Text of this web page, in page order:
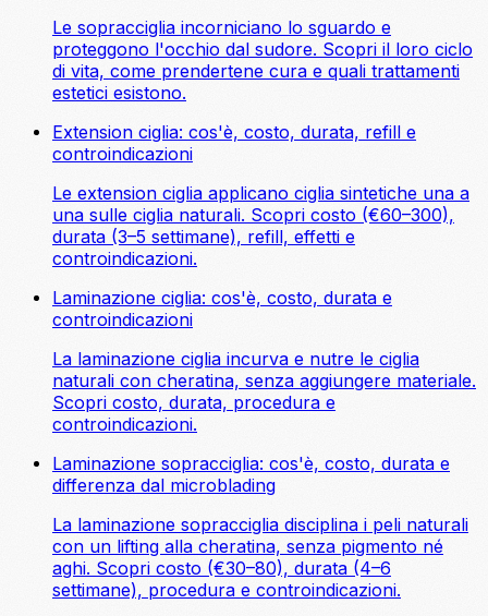
Le sopracciglia incorniciano lo sguardo e
proteggono l'occhio dal sudore. Scopri il loro ciclo
di vita, come prendertene cura e quali trattamenti
estetici esistono.
Extension ciglia: cos'è, costo, durata, refill e
controindicazioni
Le extension ciglia applicano ciglia sintetiche una a
una sulle ciglia naturali. Scopri costo (€60–300),
durata (3–5 settimane), refill, effetti e
controindicazioni.
Laminazione ciglia: cos'è, costo, durata e
controindicazioni
La laminazione ciglia incurva e nutre le ciglia
naturali con cheratina, senza aggiungere materiale.
Scopri costo, durata, procedura e
controindicazioni.
Laminazione sopracciglia: cos'è, costo, durata e
differenza dal microblading
La laminazione sopracciglia disciplina i peli naturali
con un lifting alla cheratina, senza pigmento né
aghi. Scopri costo (€30–80), durata (4–6
settimane), procedura e controindicazioni.